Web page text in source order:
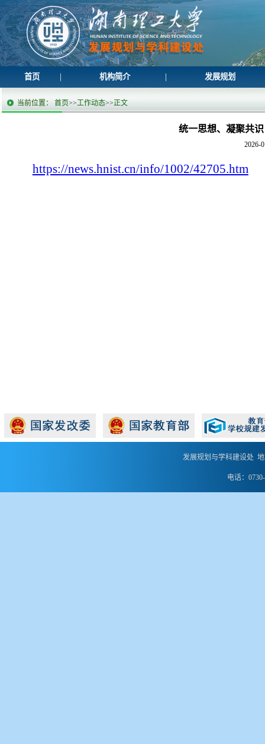
首页 | 机构简介 | 发展规划
当前位置： 首页>>工作动态>>正文
统一思想、凝聚共
2026-
https://news.hnist.cn/info/1002/42705.htm
发展规划与学科建设处
电话：